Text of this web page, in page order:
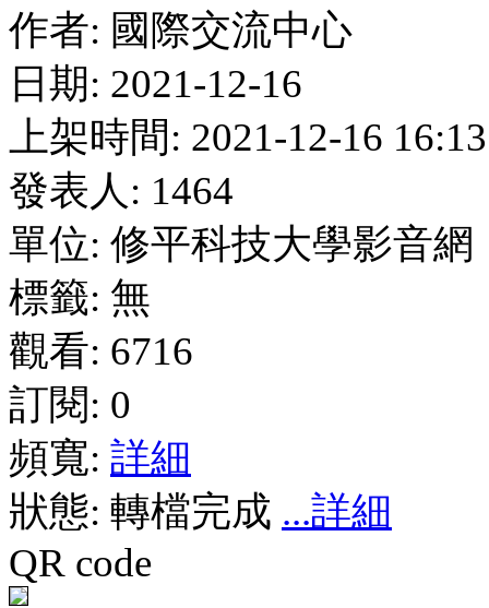
作者: 國際交流中心
日期: 2021-12-16
上架時間: 2021-12-16
發表人: 1464
單位: 修平科技大學影音網
標籤: 無
觀看: 6716
訂閱: 0
頻寬: 詳細
狀態: 轉檔完成 ...詳細
QR code